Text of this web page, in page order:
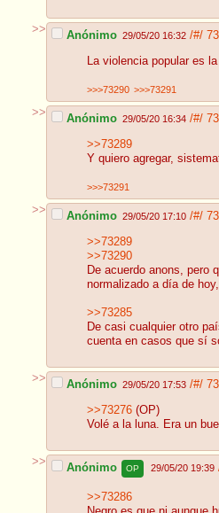
>> Anónimo 29/05/20 16:32 /#/
La violencia popular es
>>>73290 >>>73291
>> Anónimo 29/05/20 16:34 /#/
>>73289
Y quiero agregar,
>>>73291
>> Anónimo 29/05/20 17:10 /#/
>>73289
>>73290
De acuerdo anons, pero
normalizado a día de
>>73285
De casi cualquier otro
cuenta en casos que sí
>> Anónimo 29/05/20 17:53 /#/
>>73276 (OP)
Volé a la luna. Era un
>> Anónimo OP 29/05/20 19:39
>>73286